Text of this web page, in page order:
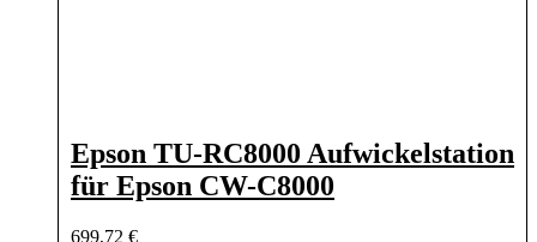
Epson TU-RC8000 Aufwickelstation
für Epson CW-C8000
699,72 €